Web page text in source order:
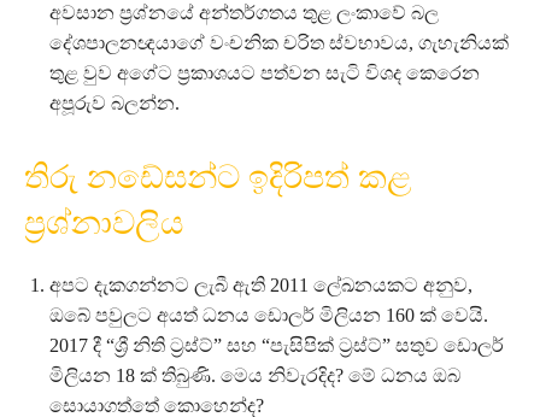
අවසාන ප්‍රශ්නයේ අන්තර්ගතය තුළ ලංකාවේ බල
දේශපාලනඥයාගේ වංචනික චරිත ස්වභාවය, ගැහැනියක්
තුළ වුව අගේට ප්‍රකාශයට පත්වන සැටි විශද කෙරෙන
අපූරුව බලන්න.
තිරු නඩේසන්ට ඉදිරිපත් කළ
ප්‍රශ්නාවලිය
අපට දැකගන්නට ලැබී ඇති 2011 ලේඛනයකට අනුව,
ඔබේ පවුලට අයත් ධනය ඩොලර් මිලියන 160 ක් වෙයි.
2017 දී “ශ්‍රී නිති ට්‍රස්ට්” සහ “පැසිපික් ට්‍රස්ට්” සතුව ඩොලර්
මිලියන 18 ක් තිබුණි. මෙය නිවැරදිද? මේ ධනය ඔබ
සොයාගත්තේ කොහෙන්ද?